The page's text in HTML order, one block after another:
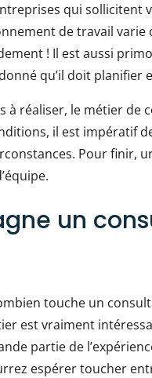
qui sollicitent
de travail
! Il est aussi
qu’il doit planifier
à réaliser, le métier
il est impératif
Pour finir,
un
touche un
est vraiment
partie de
espérer toucher